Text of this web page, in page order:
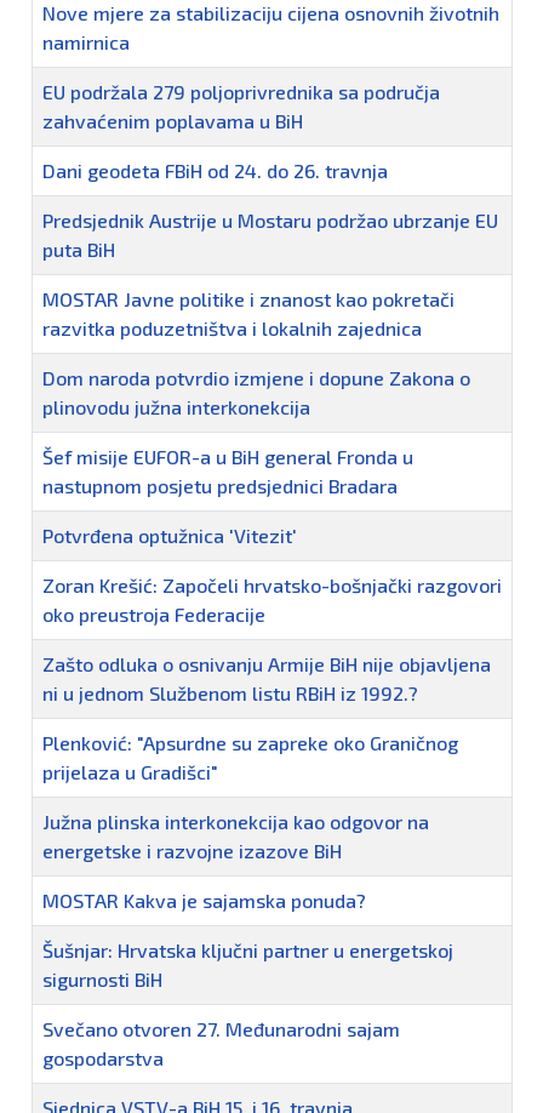
Nove mjere za stabilizaciju cijena osnovnih životnih
namirnica
EU podržala 279 poljoprivrednika sa područja
zahvaćenim poplavama u BiH
Dani geodeta FBiH od 24. do 26. travnja
Predsjednik Austrije u Mostaru podržao ubrzanje EU
puta BiH
MOSTAR Javne politike i znanost kao pokretači
razvitka poduzetništva i lokalnih zajednica
Dom naroda potvrdio izmjene i dopune Zakona o
plinovodu južna interkonekcija
Šef misije EUFOR-a u BiH general Fronda u
nastupnom posjetu predsjednici Bradara
Potvrđena optužnica 'Vitezit'
Zoran Krešić: Započeli hrvatsko-bošnjački razgovori
oko preustroja Federacije
Zašto odluka o osnivanju Armije BiH nije objavljena
ni u jednom Službenom listu RBiH iz 1992.?
Plenković: "Apsurdne su zapreke oko Graničnog
prijelaza u Gradišci"
Južna plinska interkonekcija kao odgovor na
energetske i razvojne izazove BiH
MOSTAR Kakva je sajamska ponuda?
Šušnjar: Hrvatska ključni partner u energetskoj
sigurnosti BiH
Svečano otvoren 27. Međunarodni sajam
gospodarstva
Sjednica VSTV-a BiH 15. i 16. travnja